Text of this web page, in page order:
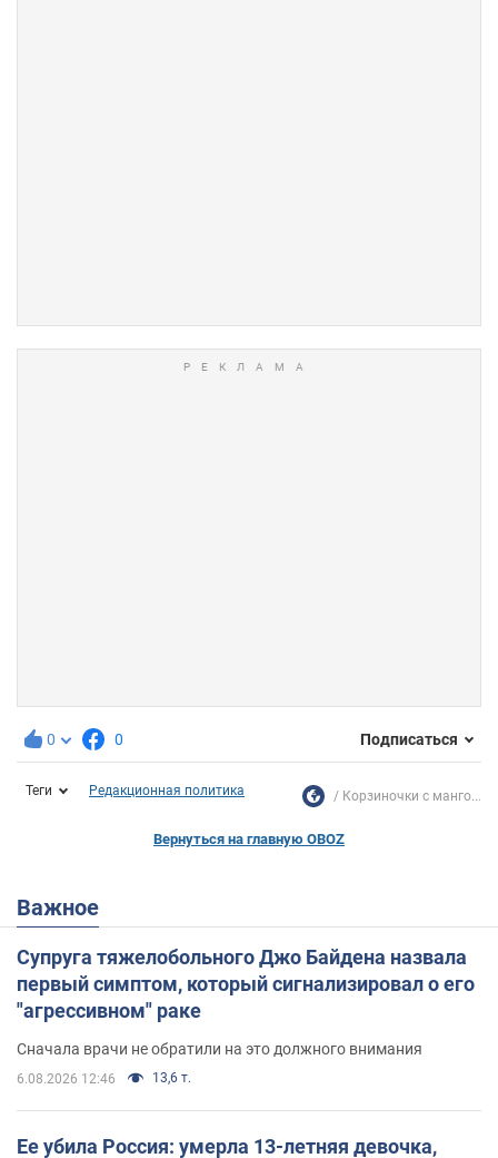
0 0 Подписаться
Теги Редакционная политика Корзиночки с манго...
Вернуться на главную OBOZ
Важное
Супруга тяжелобольного Джо Байдена назвала
первый симптом, который сигнализировал о его
"агрессивном" раке
Сначала врачи не обратили на это должного внимания
6.08.2026 12:46 13,6 т.
Ее убила Россия: умерла 13-летняя девочка,